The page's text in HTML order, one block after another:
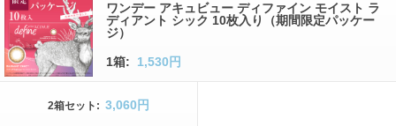
ワンデー アキュビュー ディファイン モイスト ラ
ディアント シック 10枚入り（期間限定パッケー
ジ）
1箱: 1,530円
2箱セット : 3,060円